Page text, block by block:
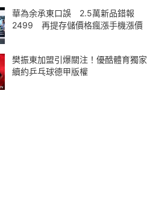
華為余承東口誤 2.5萬新品錯報
2499 再提存儲價格瘋漲手機漲價
樊振東加盟引爆關注！優酷體育獨家
續約乒乓球德甲版權